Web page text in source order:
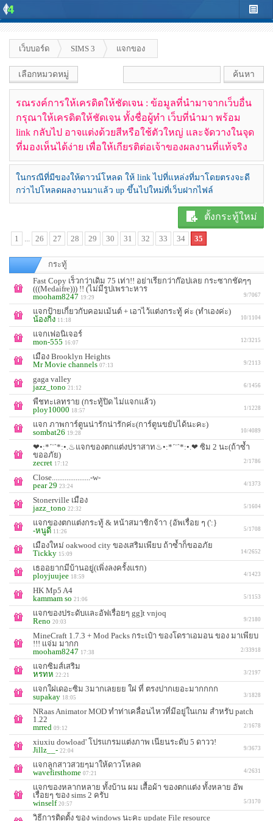
เว็บบอร์ด SIMS 3 แจกของ
เลือกหมวดหมู่
รณรงค์การให้เครดิตให้ชัดเจน : ข้อมูลที่นำมาจากเว็บอื่น
กรุณาให้เครดิตให้ชัดเจน ทั้งชื่อผู้ทำ เว็บที่นำมา พร้อม
link กลับไป อาจแต่งด้วยสีหรือใช้ตัวใหญ่ และจัดวางในจุด
ที่มองเห็นได้ง่าย เพื่อให้เกียรติต่อเจ้าของผลงานที่แท้จริง
ในกรณีที่มีของให้ดาวน์โหลด ให้ link ไปที่แหล่งที่มาโดยตรงจะดี
กว่าไปโหลดผลงานมาแล้ว up ขึ้นไปใหม่ที่เว็บฝากไฟล์
ตั้งกระทู้ใหม่
1 26 27 28 29 30 31 32 33 34 35
กระทู้
Fast Copy เร็วกว่าเดิม 75 เท่า!! อย่าเรียกว่าก๊อปเลย กระซากชัดๆๆ
(((Medaifre))) !! (ไม่มีรูปเพราะหาร
mooham8247 19:29 9/7067
แจกป้ายเกี่ยวกับคอมเม้นต์ + เอาไว้แต่งกระทู้ ค่ะ (ทำเองค่ะ)
น้องกิ่ง 11:18 10/1104
แจกเฟอนิเจอร์
mon-555 16:07 12/3215
เมือง Brooklyn Heights
Mr Movie channels 07:13 9/2113
gaga valley
jazz_tono 21:12 6/1456
พืชทะเลทราย (กระทู้ปิด ไม่แจกแล้ว)
ploy10000 18:57 1/1228
แจก ภาพการ์ตูนน่ารักน่ารักค่ะ(การ์ตูนขยับได้นะคะ)
sombat26 19:28 10/4089
❤•:*´¨`*:•.♨แจกของตกแต่งปราสาท♨•:*´¨`*:•.❤ ซิม 2 นะ(ถ้าซ้ำ
ขออภัย)
zecret 17:12 2/1786
Close.....................-w-
pear 29 23:24 4/1373
Stonerville เมือง
jazz_tono 22:32 5/1604
แจกของตกแต่งกระทู้ & หน้าสมาชิกจ้าา {อัพเรื่อย ๆ (':}
-หนูดี 11:26 5/1708
เมืองใหม่ oakwood city ของเสริมเพียบ ถ้าซ้ำก็ขออภัย
Tickky 15:09 14/2652
เธออยากมีบ้านอยู่(เพิ่งลงครั้งแรก)
ployjuujee 18:59 4/1423
HK Mp5 A4
kammam so 21:06 5/1153
เเจกของประดับเเละอัฟเรื่อยๆ gg]t vnjoq
Reno 20:03 9/2180
MineCraft 1.7.3 + Mod Packs กระเป๋า ของโดราเอมอน ของ มาเพียบ
!!! เเจ่ม มากก
mooham8247 17:38 2/33918
แจกซิมส์เสริม
หรทห 22:21 3/2197
แจกใฝเดอะซิม 3มากเลยยย ใฝ ที่ ตรงปากเยอะมากกกก
supakay 18:05 3/1828
NRaas Animator MOD ทำท่าเคลื่อนไหวที่มีอยู่ในเกม สำหรับ patch
1.22
mrred 09:12 2/1678
xiuxiu dowload' โปรแกรมแต่งภาพ เนียนระดับ 5 ดาวว!
Jillz__- 22:04 9/3673
เเจกลูกสาวสวยๆมาให้ดาวโหลด
wavefirsthome 07:21 4/2631
เเจกของหลากหลาย ทั้งบ้าน ผม เสื้อผ้า ของตกเเต่ง ทั้งหลาย อัพ
เรื่อยๆ ของ sims 2 ครับ
winself 20:57 5/3170
วิธีการติดตั้ง ของ windows นะคะ update File resource